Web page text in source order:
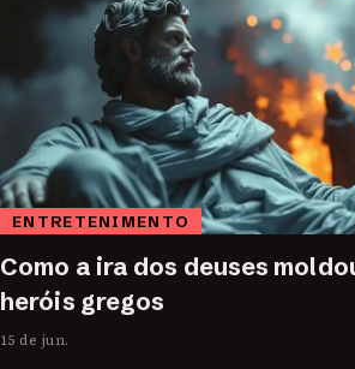
ENTRETENIMENTO
Como a ira dos deuses
heróis gregos
15 de jun.